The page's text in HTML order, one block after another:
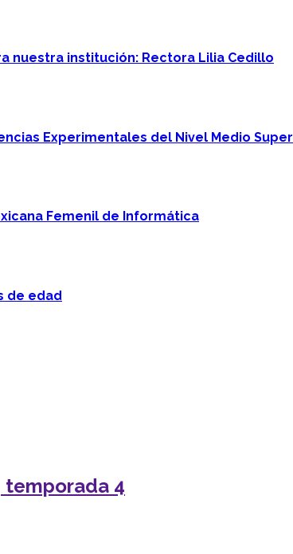
nuestra institución: Rectora Lilia Cedillo
Experimentales del Nivel Medio
Femenil de Informática
de edad
temporada 4